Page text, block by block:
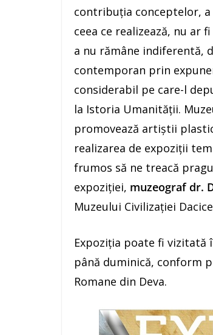
contribuţia conceptelor,
ceea ce realizează, nu ar
a nu rămâne indiferentă,
contemporan prin
considerabil pe care-l
la Istoria Umanităţii.
promovează artiştii
realizarea de expoziţii
frumos să ne treacă
expoziţiei, muzeograf dr.
Muzeului Civilizației
Expoziția poate fi vizitată
până duminică, conform
Romane din Deva.